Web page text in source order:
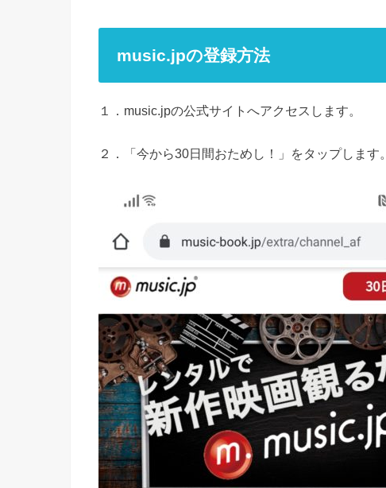
music.jpの登録方法
１．music.jpの公式サイトへアクセスします。
２．「今から30日間おためし！」をタップします。